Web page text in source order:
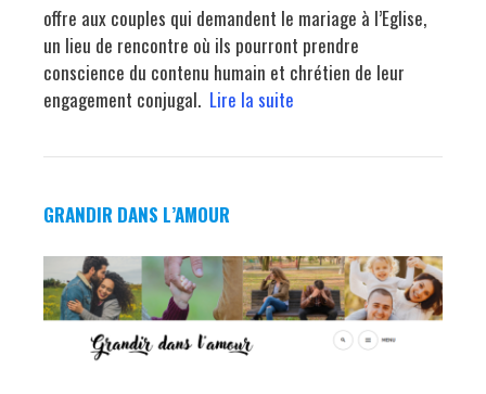
offre aux couples qui demandent le mariage à l’Eglise,
un lieu de rencontre où ils pourront prendre
conscience du contenu humain et chrétien de leur
engagement conjugal. Lire la suite
GRANDIR DANS L’AMOUR